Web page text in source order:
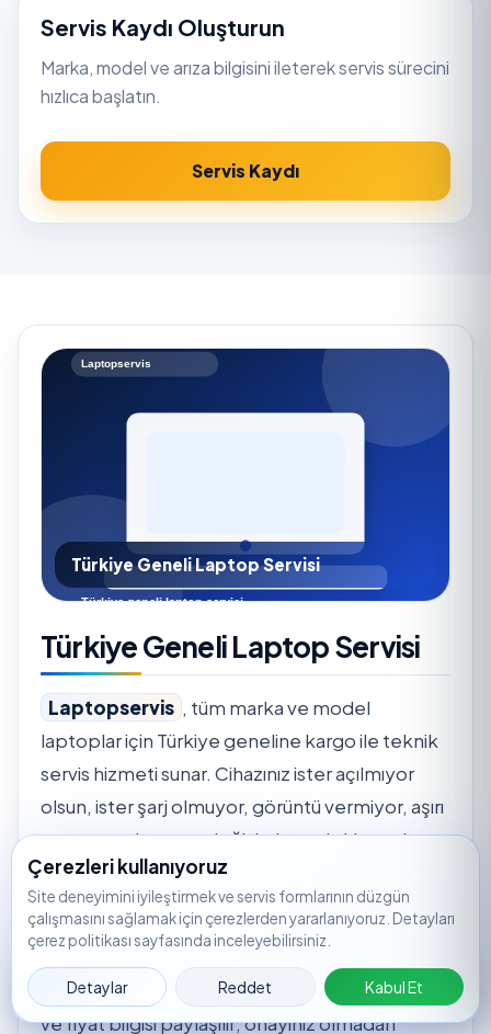
🟢 WhatsApp 📞 📝
Servis
Kaydı
🔎Takip
Servis Kaydı Oluşturun
Marka, model ve arıza bilgisini ileterek servis sürecini
hızlıca başlatın.
Servis Kaydı
Türkiye Geneli Laptop Servisi
Türkiye Geneli Laptop Servisi
Laptopservis , tüm marka ve model
laptoplar için Türkiye geneline kargo ile teknik
servis hizmeti sunar. Cihazınız ister açılmıyor
olsun, ister şarj olmuyor, görüntü vermiyor, aşırı
ısınıyor ya da parça değişimi gerektiriyor olsun;
servis kaydı oluşturarak süreci hızlıca
başlatabilirsiniz.
Servis merkezine ulaşan cihazlar için önce arıza
tespiti yapılır. Tespit sonrasında işlem kapsamı
ve fiyat bilgisi paylaşılır; onayınız olmadan
Çerezleri kullanıyoruz
Site deneyimini iyileştirmek ve servis formlarının düzgün
çalışmasını sağlamak için çerezlerden yararlanıyoruz. Detayları
çerez politikası sayfasında inceleyebilirsiniz.
Detaylar Reddet Kabul Et